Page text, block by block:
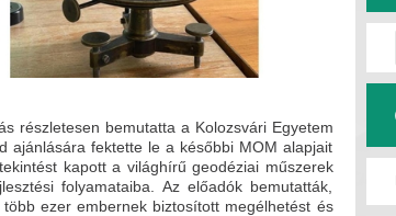
részletesen bemutatta a Kolozsvári Egyetem
ajánlására fektette le a későbbi MOM alapjait
kapott a világhírű geodéziai műszerek
folyamataiba. Az előadók bemutatták,
ezer embernek biztosított megélhetést és